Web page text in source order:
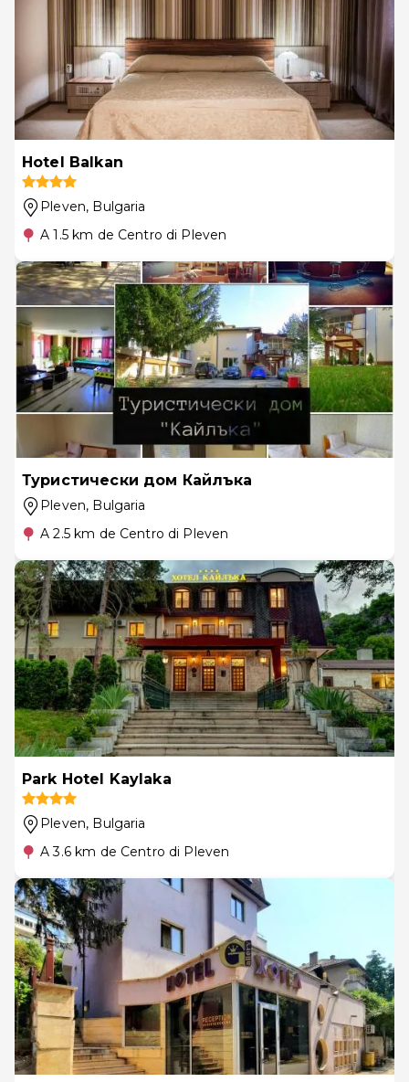
Hotel Balkan
Pleven, Bulgaria
A 1.5 km de Centro di Pleven
Туристически дом Кайлъка
Pleven, Bulgaria
A 2.5 km de Centro di Pleven
Park Hotel Kaylaka
Pleven, Bulgaria
A 3.6 km de Centro di Pleven